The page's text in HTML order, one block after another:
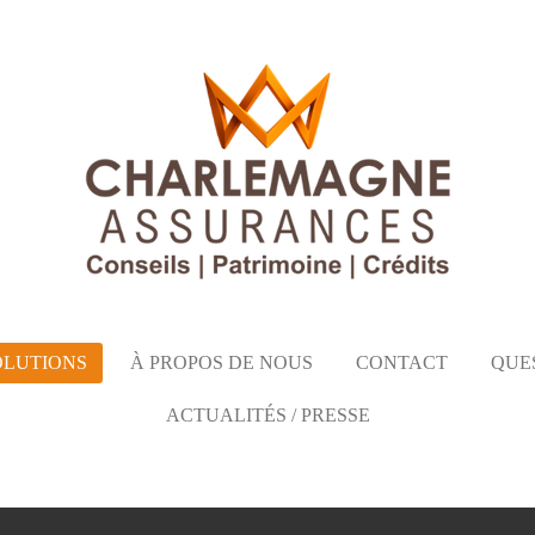
À PROPOS DE NOUS CONTACT
ACTUALITÉS / PRESSE